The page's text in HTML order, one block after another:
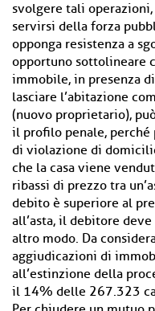
svolgere tali
servirsi della forza
opponga resistenza a
opportuno sottolineare
immobile, in presenza
lasciare l’abitazione
(nuovo proprietario),
il profilo penale,
di violazione di
che la casa viene
ribassi di prezzo tra
debito è superiore al
all’asta, il debitore
altro modo. Da
aggiudicazioni di
all’estinzione della
il 14% delle 267.323